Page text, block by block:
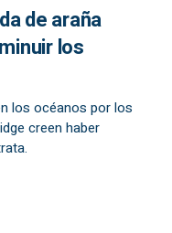
de araña
los
los océanos por los
creen haber